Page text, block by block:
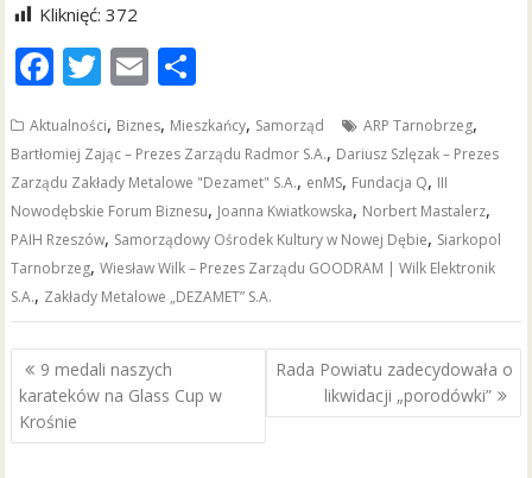
Kliknięć: 372
F
e
b
o
o
k
T
itt
er
E
ai
l
ar
e
Aktualności, Biznes, Mieszkańcy, Samorząd ARP Tarnobrzeg,
Bartłomiej Zając – Prezes Zarządu Radmor S.A., Dariusz Szlęzak – Prezes
Zarządu Zakłady Metalowe "Dezamet" S.A., enMS, Fundacja Q, III
Nowodębskie Forum Biznesu, Joanna Kwiatkowska, Norbert Mastalerz,
PAIH Rzeszów, Samorządowy Ośrodek Kultury w Nowej Dębie, Siarkopol
Tarnobrzeg,Wiesław Wilk – Prezes Zarządu GOODRAM | Wilk Elektronik
S.A., Zakłady Metalowe „DEZAMET” S.A.
Nawigacja
wpisu
9 medali naszych
karateków na Glass Cup w
Krośnie
Rada Powiatu zadecydowała o
likwidacji „porodówki”